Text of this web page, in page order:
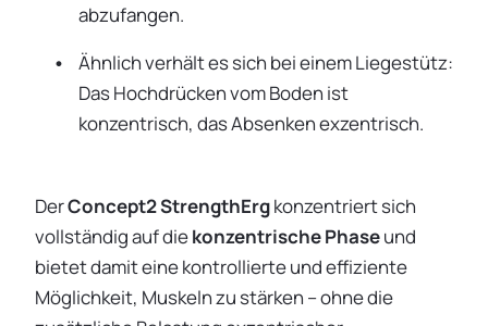
abzufangen.
Ähnlich verhält es sich bei einem Liegestütz:
Das Hochdrücken vom Boden ist
konzentrisch, das Absenken exzentrisch.
DerConcept2 StrengthErgkonzentriert sich
vollständig auf diekonzentrische Phaseund
bietet damit eine kontrollierte und effiziente
Möglichkeit, Muskeln zu stärken – ohne die